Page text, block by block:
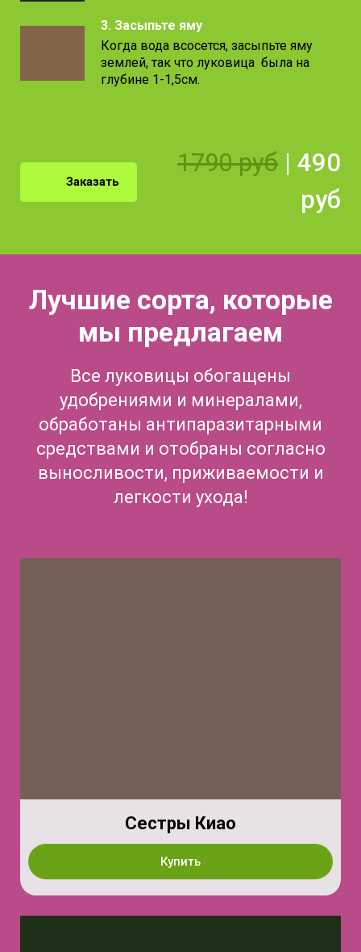
3. Засыпьте яму
Когда вода всосется, засыпьте яму
землей, так что луковица была на
глубине 1-1,5см.
Заказать
1790 руб | 490
руб
Лучшие сорта, которые
мы предлагаем
Все луковицы обогащены
удобрениями и минералами,
обработаны антипаразитарными
средствами и отобраны согласно
выносливости, приживаемости и
легкости ухода!
Сестры Киао
Купить